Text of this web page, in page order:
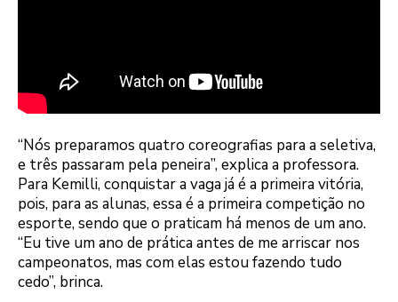
“Nós preparamos quatro coreografias para a seletiva,
e três passaram pela peneira”, explica a professora.
Para Kemilli, conquistar a vaga já é a primeira vitória,
pois, para as alunas, essa é a primeira competição no
esporte, sendo que o praticam há menos de um ano.
“Eu tive um ano de prática antes de me arriscar nos
campeonatos, mas com elas estou fazendo tudo
cedo”, brinca.